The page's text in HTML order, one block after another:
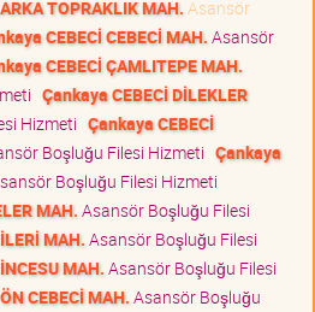
TOPRAKLIK MAH. Asansör
CEBECİ CEBECİ MAH. Asansör
CEBECİ ÇAMLITEPE MAH.
Çankaya CEBECİ DİLEKLER
Hizmeti Çankaya CEBECİ
Boşluğu Filesi Hizmeti Çankaya
Boşluğu Filesi Hizmeti
MAH. Asansör Boşluğu Filesi
MAH. Asansör Boşluğu Filesi
MAH. Asansör Boşluğu Filesi
CEBECİ MAH. Asansör Boşluğu